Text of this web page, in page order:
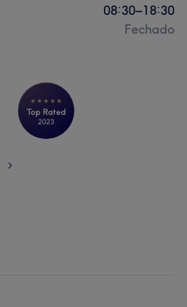
08:30–18:30
Fechado
>